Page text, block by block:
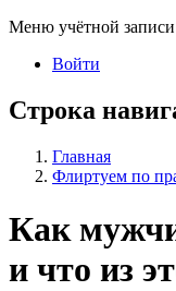
Меню учётной записи
Войти
Строка
Главная
Флиртуем по
Как
и что из